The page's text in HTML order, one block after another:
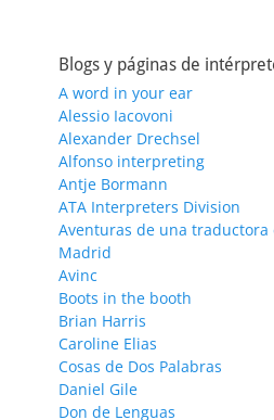
Blogs y páginas de
A word in your ear
Alessio Iacovoni
Alexander Drechsel
Alfonso interpreting
Antje Bormann
ATA Interpreters Division
Aventuras de una
Madrid
Avinc
Boots in the booth
Brian Harris
Caroline Elias
Cosas de Dos Palabras
Daniel Gile
Don de Lenguas